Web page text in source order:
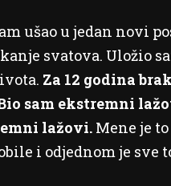
ušao u jedan novi
svatova. Uložio
Za 12 godina
sam ekstremni
lažovi. Mene je
i odjednom je sve